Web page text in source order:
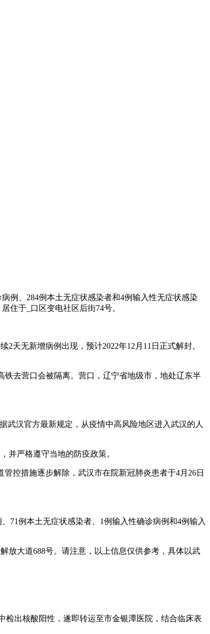
例、284例本土无症状感染者和4例输入性无症状感染
住于_口区变电社区后街74号。
天无新增病例出现，预计2022年12月11日正式解封。
铁去营口会被隔离。营口，辽宁省地级市，地处辽东半
武汉官方最新规定，从疫情中高风险地区进入武汉的人
并严格遵守当地的防疫政策。
控措施逐步解除，武汉市在院新冠肺炎患者于4月26日
71例本土无症状感染者、1例输入性确诊病例和4例输入
放大道688号。请注意，以上信息仅供参考，具体以武
检出核酸阳性，遂即转运至市金银潭医院，结合临床表